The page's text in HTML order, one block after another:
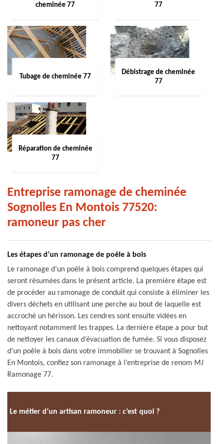
cheminée 77
77
Tubage de cheminée 77
Débistrage de cheminée
77
Réparation de cheminée
77
Entreprise ramonage de cheminée
Sognolles En Montois 77520:
ramoneur pas cher
Les étapes d’un ramonage de poêle à bois
Le ramonage d’un poêle à bois comprend quelques étapes qui
seront résumées dans le présent article. La première étape est
de procéder au ramonage de conduit qui consiste à éliminer les
divers déchets en utilisant une perche au bout de laquelle est
accroché un hérisson. Les cendres sont ensuite vidées en
nettoyant notamment les trappes. La dernière étape a pour but
de nettoyer les canaux d’évacuation de fumée. Si vous disposez
d’un poêle à bois dans votre immobilier se trouvant à Sognolles
En Montois, confiez son ramonage à l’entreprise de renom MJ
Ramonage 77.
Le métier d’un artisan ramoneur : c’est quoi ?